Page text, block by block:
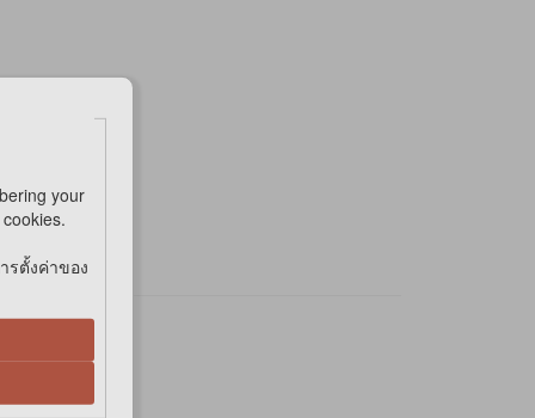
your
รตั้งค่าของ